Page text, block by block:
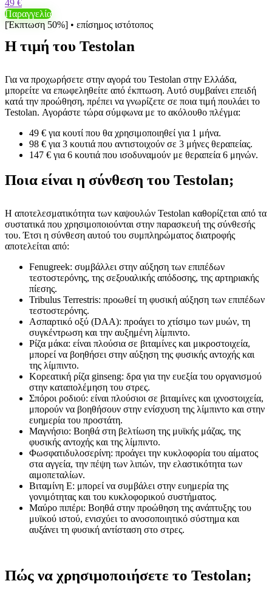
49 €
Παραγγελία
[Έκπτωση 50%] • επίσημος ιστότοπος
Η τιμή του Testolan
Για να προχωρήσετε στην αγορά του Testolan στην Ελλάδα,
μπορείτε να επωφεληθείτε από έκπτωση. Αυτό συμβαίνει επειδή
κατά την προώθηση, πρέπει να γνωρίζετε σε ποια τιμή πουλάει το
Testolan. Αγοράστε τώρα σύμφωνα με το ακόλουθο πλέγμα:
49 € για κουτί που θα χρησιμοποιηθεί για 1 μήνα.
98 € για 3 κουτιά που αντιστοιχούν σε 3 μήνες θεραπείας.
147 € για 6 κουτιά που ισοδυναμούν με θεραπεία 6 μηνών.
Ποια είναι η σύνθεση του Testolan;
Η αποτελεσματικότητα των καψουλών Testolan καθορίζεται από τα
συστατικά που χρησιμοποιούνται στην παρασκευή της σύνθεσής
του. Έτσι η σύνθεση αυτού του συμπληρώματος διατροφής
αποτελείται από:
Fenugreek: συμβάλλει στην αύξηση των επιπέδων
τεστοστερόνης, της σεξουαλικής απόδοσης, της αρτηριακής
πίεσης.
Tribulus Terrestris: προωθεί τη φυσική αύξηση των επιπέδων
τεστοστερόνης.
Ασπαρτικό οξύ (DAA): προάγει το χτίσιμο των μυών, τη
συγκέντρωση και την αυξημένη λίμπιντο.
Ρίζα μάκα: είναι πλούσια σε βιταμίνες και μικροστοιχεία,
μπορεί να βοηθήσει στην αύξηση της φυσικής αντοχής και
της λίμπιντο.
Κορεατική ρίζα ginseng: δρα για την ευεξία του οργανισμού
στην καταπολέμηση του στρες.
Σπόροι ροδιού: είναι πλούσιοι σε βιταμίνες και ιχνοστοιχεία,
μπορούν να βοηθήσουν στην ενίσχυση της λίμπιντο και στην
ευημερία του προστάτη.
Μαγνήσιο: Βοηθά στη βελτίωση της μυϊκής μάζας, της
φυσικής αντοχής και της λίμπιντο.
Φωσφατιδυλοσερίνη: προάγει την κυκλοφορία του αίματος
στα αγγεία, την πέψη των λιπών, την ελαστικότητα των
αιμοπεταλίων.
Βιταμίνη Ε: μπορεί να συμβάλει στην ευημερία της
γονιμότητας και του κυκλοφορικού συστήματος.
Μαύρο πιπέρι: Βοηθά στην προώθηση της ανάπτυξης του
μυϊκού ιστού, ενισχύει το ανοσοποιητικό σύστημα και
αυξάνει τη φυσική αντίσταση στο στρες.
Πώς να χρησιμοποιήσετε το Testolan;